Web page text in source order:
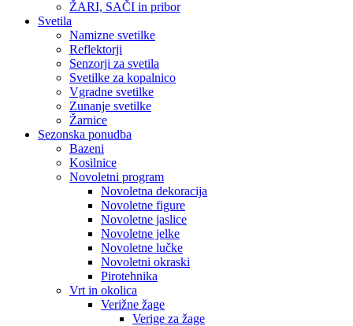
ŽARI, SAČI in pribor
Svetila
Namizne svetilke
Reflektorji
Senzorji za svetila
Svetilke za kopalnico
Vgradne svetilke
Zunanje svetilke
Žarnice
Sezonska ponudba
Bazeni
Kosilnice
Novoletni program
Novoletna dekoracija
Novoletne figure
Novoletne jaslice
Novoletne jelke
Novoletne lučke
Novoletni okraski
Pirotehnika
Vrt in okolica
Verižne žage
Verige za žage